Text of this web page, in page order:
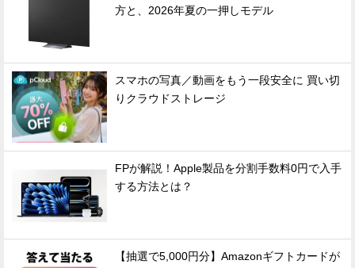
方と、2026年夏の一押しモデル
スマホの写真／動画をもう一段安全に 買い切
りクラウドストレージ
FPが解説！Apple製品を分割手数料0円で入手
する方法とは？
【抽選で5,000円分】Amazonギフトカードが